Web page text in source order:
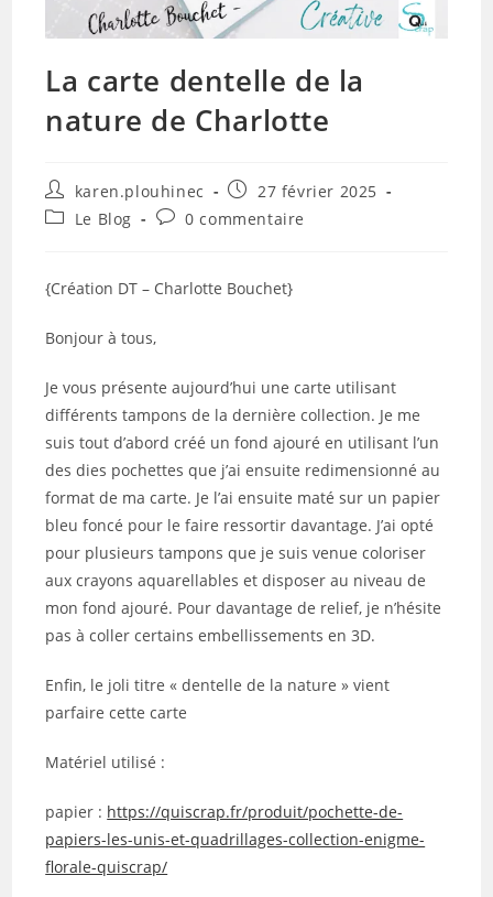
La carte dentelle de la
nature de Charlotte
Auteur/autrice
de
la
karen.plouhinec
Publication
publiée :
27 février 2025
PostLe Blog
Commentaires
publication :
0 commentaire
{Création DT – Charlotte Bouchet}
Bonjour à tous,
Je vous présente aujourd’hui une carte utilisant
différents tampons de la dernière collection. Je me
suis tout d’abord créé un fond ajouré en utilisant l’un
des dies pochettes que j’ai ensuite redimensionné au
format de ma carte. Je l’ai ensuite maté sur un papier
bleu foncé pour le faire ressortir davantage. J’ai opté
pour plusieurs tampons que je suis venue coloriser
aux crayons aquarellables et disposer au niveau de
mon fond ajouré. Pour davantage de relief, je n’hésite
pas à coller certains embellissements en 3D.
Enfin, le joli titre « dentelle de la nature » vient
parfaire cette carte
Matériel utilisé :
papier : https://quiscrap.fr/produit/pochette-de-
papiers-les-unis-et-quadrillages-collection-enigme-
florale-quiscrap/